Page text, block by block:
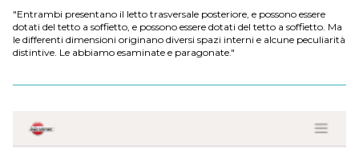
"Entrambi presentano il letto trasversale posteriore, e possono essere
dotati del tetto a soffietto, e possono essere dotati del tetto a soffietto. Ma
le differenti dimensioni originano diversi spazi interni e alcune peculiarità
distintive. Le abbiamo esaminate e paragonate."